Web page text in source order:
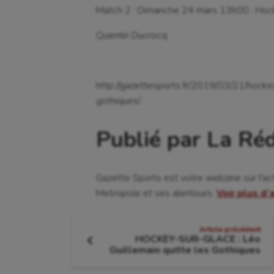
Match 2 : Dimanche 24 mars 13h00 :
Quentin Ducrocq
http://gazettesports.fr/2019/03/21/
gothiques/
Publié par La
Gazette Sports est votre webzine sur
Metropole et ses alentours. Voir plus
deArticle
précédent
Article précédent
HOCKEY-SUR-GLACE : Léo
Guillemain quitte les Gothiques